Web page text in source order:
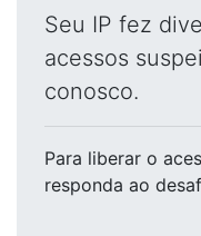
Seu IP fez
acessos
conosco.
Para liberar o
responda ao